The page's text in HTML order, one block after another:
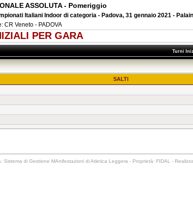
ASSOLUTA - Pomeriggio
Italiani Indoor di categoria - Padova, 31 gennaio 2021 -
CR Veneto - PADOVA
PER GARA
Turni
SALTI
Sistema di Gestione MAnifestazioni di Atletica Leggera - Proprietà: FIDAL -